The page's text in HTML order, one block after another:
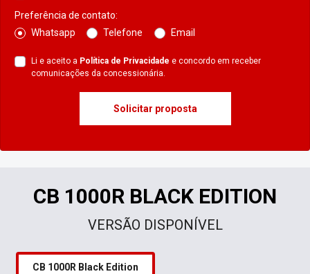
Preferência de contato:
Whatsapp
Telefone Email
Li e aceito a Política de Privacidade e concordo em receber
comunicações da concessionária.
Solicitar proposta
CB 1000R BLACK EDITION
VERSÃO DISPONÍVEL
CB 1000R Black Edition